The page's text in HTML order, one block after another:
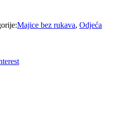
Majice bez rukava, Odjeća